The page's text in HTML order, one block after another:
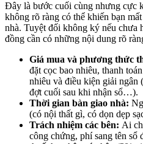
Đây là bước cuối cùng nhưng cực
không rõ ràng có thể khiến bạn
nhà. Tuyệt đối không ký nếu chưa
đồng cần có những nội dung rõ
Giá mua và phương thức
đặt cọc bao nhiêu, thanh
nhiêu và điều kiện giải ngân
đợt cuối sau khi nhận sổ…).
Thời gian bàn giao nhà:
(có nội thất gì, có dọn dẹp
Trách nhiệm các bên: Ai
công chứng, phí sang tên sổ